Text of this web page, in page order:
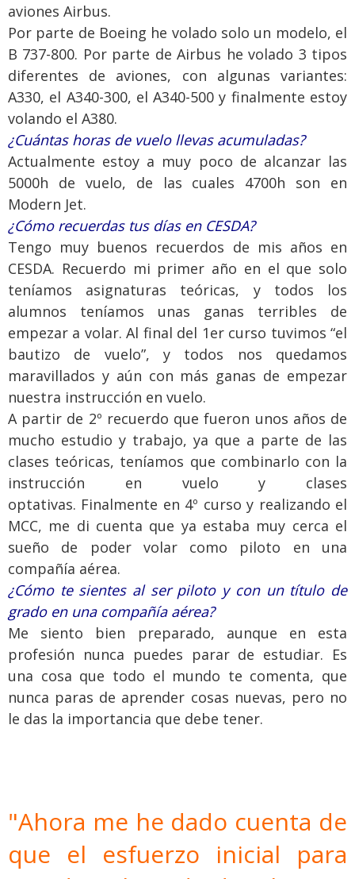
aviones Airbus.
Por parte de Boeing he volado solo un modelo, el
B 737-800. Por parte de Airbus he volado 3 tipos
diferentes de aviones, con algunas variantes:
A330, el A340-300, el A340-500 y finalmente estoy
volando el A380.
¿Cuántas horas de vuelo llevas acumuladas?
Actualmente estoy a muy poco de alcanzar las
5000h de vuelo, de las cuales 4700h son en
Modern Jet.
¿Cómo recuerdas tus días en CESDA?
Tengo muy buenos recuerdos de mis años en
CESDA. Recuerdo mi primer año en el que solo
teníamos asignaturas teóricas, y todos los
alumnos teníamos unas ganas terribles de
empezar a volar. Al final del 1er curso tuvimos “el
bautizo de vuelo”, y todos nos quedamos
maravillados y aún con más ganas de empezar
nuestra instrucción en vuelo.
A partir de 2º recuerdo que fueron unos años de
mucho estudio y trabajo, ya que a parte de las
clases teóricas, teníamos que combinarlo con la
instrucción en vuelo y clases
optativas. Finalmente en 4º curso y realizando el
MCC, me di cuenta que ya estaba muy cerca el
sueño de poder volar como piloto en una
compañía aérea.
¿Cómo te sientes al ser piloto y con un título de
grado en una compañía aérea?
Me siento bien preparado, aunque en esta
profesión nunca puedes parar de estudiar. Es
una cosa que todo el mundo te comenta, que
nunca paras de aprender cosas nuevas, pero no
le das la importancia que debe tener.
"Ahora me he dado cuenta de
que el esfuerzo inicial para